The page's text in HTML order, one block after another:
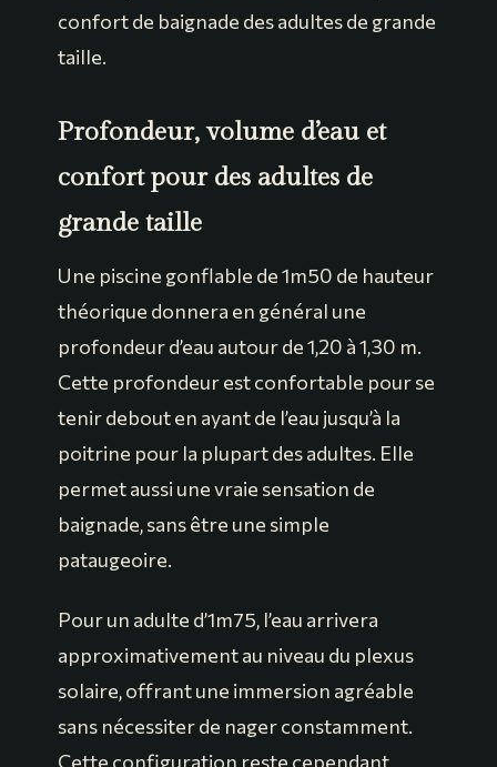
confort de baignade des adultes de grande
taille.
Profondeur, volume d’eau et
confort pour des adultes de
grande taille
Une piscine gonflable de 1m50 de hauteur
théorique donnera en général une
profondeur d’eau autour de 1,20 à 1,30 m.
Cette profondeur est confortable pour se
tenir debout en ayant de l’eau jusqu’à la
poitrine pour la plupart des adultes. Elle
permet aussi une vraie sensation de
baignade, sans être une simple
pataugeoire.
Pour un adulte d’1m75, l’eau arrivera
approximativement au niveau du plexus
solaire, offrant une immersion agréable
sans nécessiter de nager constamment.
Cette configuration reste cependant